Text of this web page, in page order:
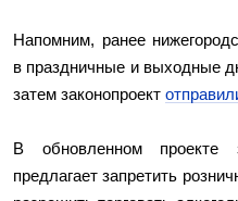
Напомним, ранее
в праздничные и выходные
затем законопроект
В обновленном проекте
предлагает запретить